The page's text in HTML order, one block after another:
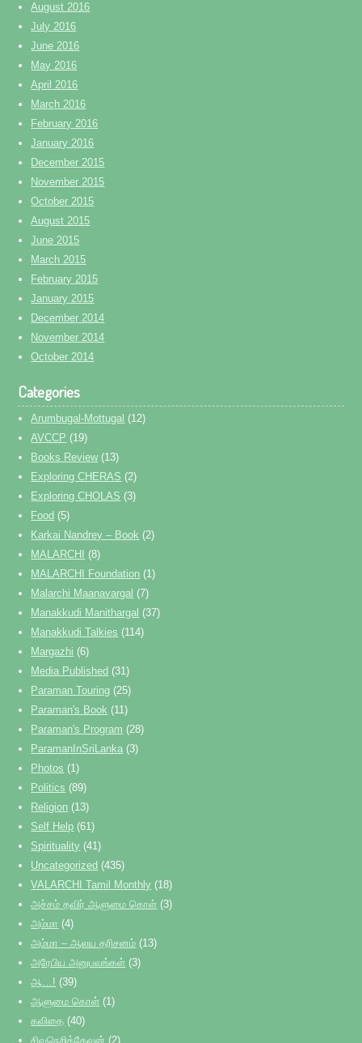
August 2016
July 2016
June 2016
May 2016
April 2016
March 2016
February 2016
January 2016
December 2015
November 2015
October 2015
August 2015
June 2015
March 2015
February 2015
January 2015
December 2014
November 2014
October 2014
Categories
Arumbugal-Mottugal (12)
AVCCP (19)
Books Review(13)
Exploring CHERAS (2)
Exploring CHOLAS (3)
Food (5)
Karkai Nandrey – Book (2)
MALARCHI
(8)
MALARCHI Foundation (1)
Malarchi Maanavargal (7)
Manakkudi Manithargal (37)
Manakkudi Talkies (114)
Margazhi (6)
Media Published (31)
Paraman Touring (25)
Paraman's Book (11)
Paraman's Program (28)
ParamanInSriLanka (3)
Photos (1)
Politics (89)
Religion (13)
Self Help (61)
Spirituality (41)
Uncategorized (435)
VALARCHI Tamil Monthly (18)
அச்சம் தவிர் ஆளுமை கொள் (3)
அம்மா (4)
அம்மா – ஆலய தரிசனம் (13)
அரேபிய அனுபவங்கள் (3)
ஆ…! (39)
ஆளுமை கொள் (1)
கவிதை (40)
சிவநெறித்தேவன் (2)